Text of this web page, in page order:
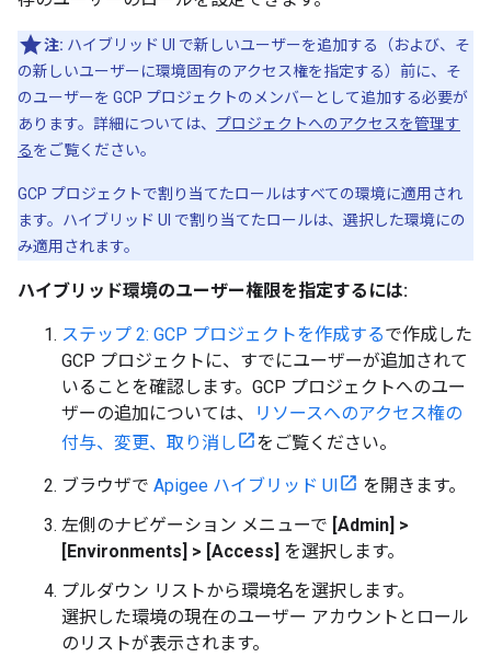
注: ハイブリッド UI で新しいユーザーを追加する（および、そ
の新しいユーザーに環境固有のアクセス権を指定する）前に、そ
のユーザーを GCP プロジェクトのメンバーとして追加する必要が
あります。詳細については、 プロジェクトへのアクセスを管理す
るをご覧ください。
GCP プロジェクトで割り当てたロールはすべての環境に適用され
ます。ハイブリッド UI で割り当てたロールは、選択した環境にの
み適用されます。
ハイブリッド環境のユーザー権限を指定するには:
ステップ 2: GCP プロジェクトを作成するで作成した
GCP プロジェクトに、すでにユーザーが追加されて
いることを確認します。GCP プロジェクトへのユー
ザーの追加については、
リソースへのアクセス権の
付与、変更、取り消し
をご覧ください。
ブラウザで Apigee ハイブリッド UI
を開きます。
左側のナビゲーション メニューで [Admin] >
[Environments] > [Access] を選択します。
プルダウン リストから環境名を選択します。
選択した環境の現在のユーザー アカウントとロール
のリストが表示されます。